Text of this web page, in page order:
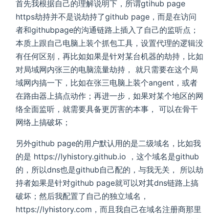
首先我根据自己的理解说明下，所谓gtihub page
https劫持并不是说劫持了github page，而是在访问
者和githubpage的沟通链路上插入了自己的监听点；
本质上跟自己电脑上装个抓包工具，设置代理的逻辑没
有任何区别，再比如如果是针对某台机器的劫持，比如
对局域网内张三的电脑流量劫持， 就只需要在这个局
域网内搞一下，比如在张三电脑上装个angent，或者
在路由器上搞点动作；再进一步，如果对某个地区的网
络全面监听，就需要具备更厉害的本事， 可以在骨干
网络上搞破坏；
另外github page的用户默认用的是二级域名，比如我
的是 https://lyhistory.github.io ，这个域名是github
的，所以dns也是github自己配的，与我无关， 所以劫
持者如果是针对github page就可以对其dns链路上搞
破坏；然后我配置了自己的独立域名，
https://lyhistory.com，而且我自己在域名注册商那里